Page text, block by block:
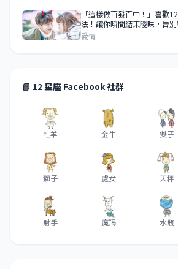
「這樣做百發百中！」喜歡
法！讓你瞬間結束曖昧，告別
愛情
📘 12 星座 Facebook 社群
牡羊 金牛 雙子
獅子 處女 天秤
射手 魔羯 水瓶